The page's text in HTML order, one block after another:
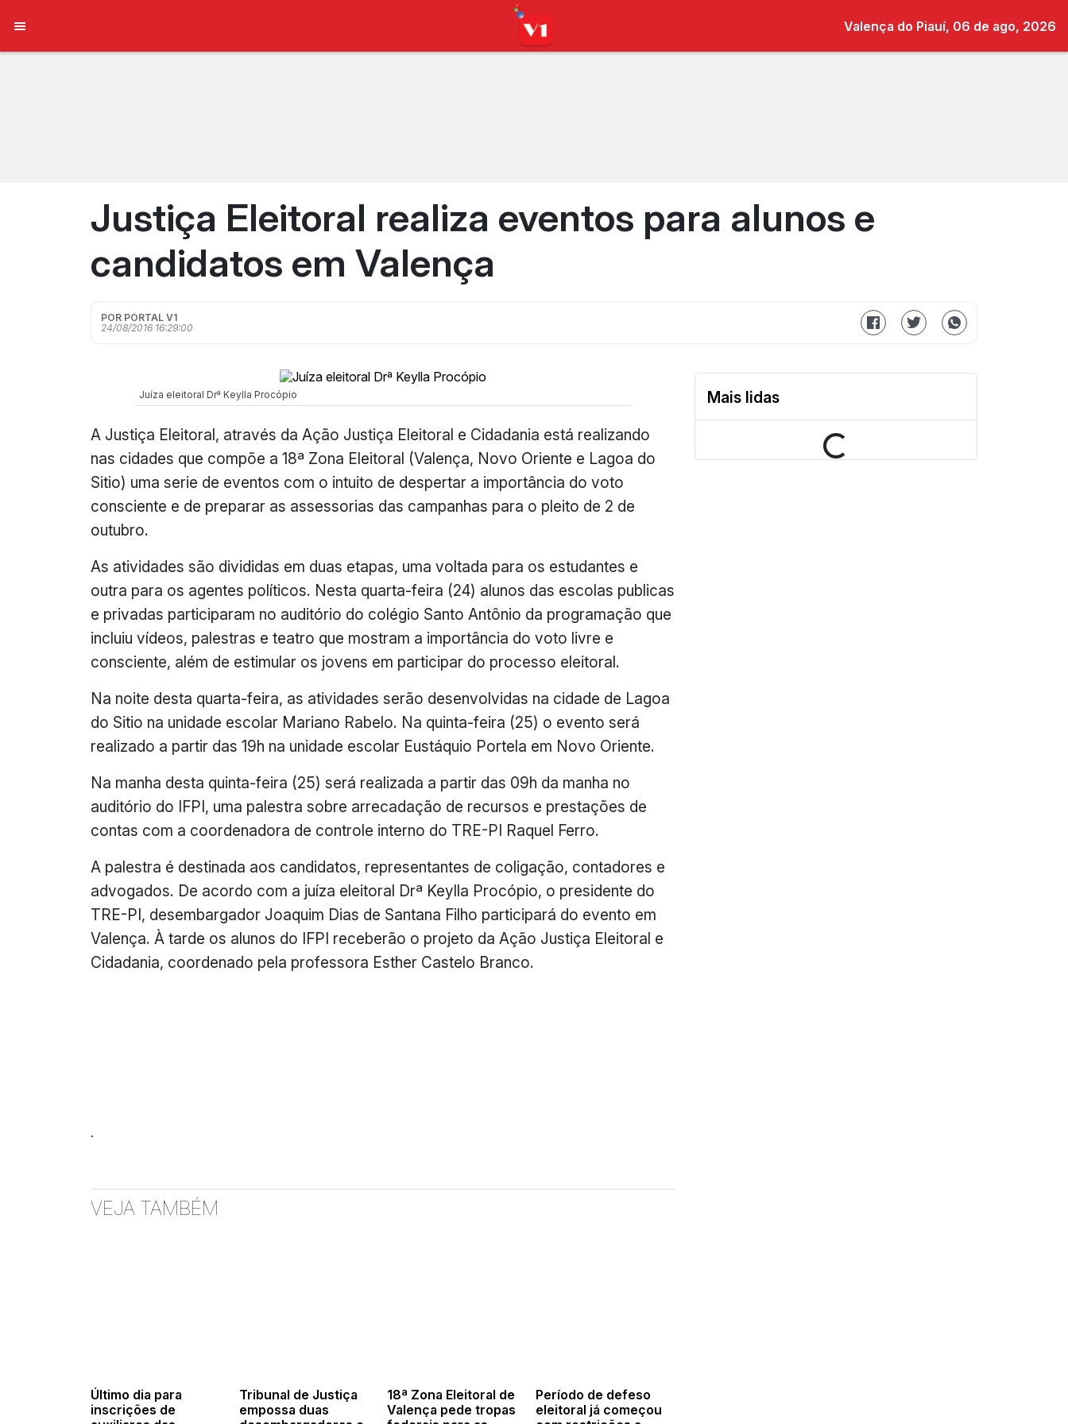
Valença do Piauí, 06 de ago, 2026
Justiça Eleitoral realiza eventos para alunos e
candidatos em Valença
POR PORTAL V1
24/08/2016 16:29:00
Juíza eleitoral Drª Keylla Procópio
A Justiça Eleitoral, através da Ação Justiça Eleitoral e Cidadania está realizando
nas cidades que compõe a 18ª Zona Eleitoral (Valença, Novo Oriente e Lagoa do
Sitio) uma serie de eventos com o intuito de despertar a importância do voto
consciente e de preparar as assessorias das campanhas para o pleito de 2 de
outubro.
As atividades são divididas em duas etapas, uma voltada para os estudantes e
outra para os agentes políticos. Nesta quarta-feira (24) alunos das escolas publicas
e privadas participaram no auditório do colégio Santo Antônio da programação que
incluiu vídeos, palestras e teatro que mostram a importância do voto livre e
consciente, além de estimular os jovens em participar do processo eleitoral.
Na noite desta quarta-feira, as atividades serão desenvolvidas na cidade de Lagoa
do Sitio na unidade escolar Mariano Rabelo. Na quinta-feira (25) o evento será
realizado a partir das 19h na unidade escolar Eustáquio Portela em Novo Oriente.
Na manha desta quinta-feira (25) será realizada a partir das 09h da manha no
auditório do IFPI, uma palestra sobre arrecadação de recursos e prestações de
contas com a coordenadora de controle interno do TRE-PI Raquel Ferro.
A palestra é destinada aos candidatos, representantes de coligação, contadores e
advogados. De acordo com a juíza eleitoral Drª Keylla Procópio, o presidente do
TRE-PI, desembargador Joaquim Dias de Santana Filho participará do evento em
Valença. À tarde os alunos do IFPI receberão o projeto da Ação Justiça Eleitoral e
Cidadania, coordenado pela professora Esther Castelo Branco.
.
VEJA TAMBÉM
Último dia para
inscrições de
Tribunal de Justiça
empossa duas
18ª Zona Eleitoral de
Valença pede tropas
Período de defeso
eleitoral já começou
Mais lidas
Loading...